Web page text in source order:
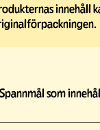
innehåll
som